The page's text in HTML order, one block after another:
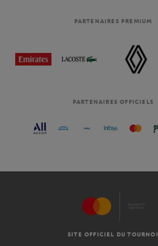
PARTENAIRES PREMIUM
PARTENAIRES OFFICIELS
SITE OFFICIEL DU TOURNOI